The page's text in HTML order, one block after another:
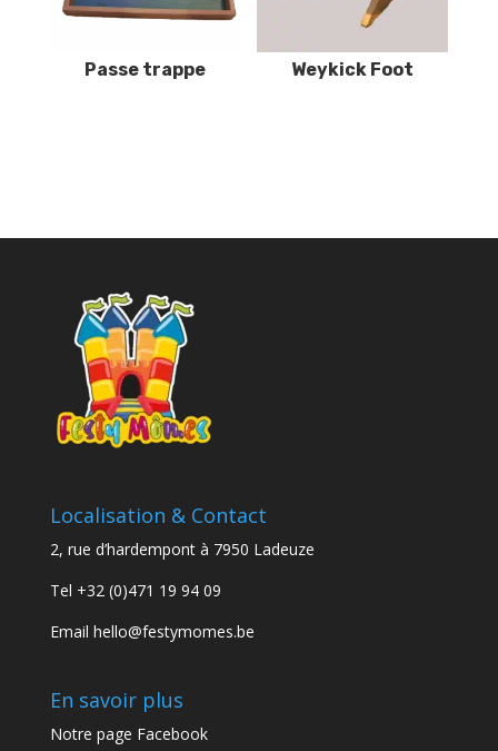
Passe trappe Weykick Foot
Localisation & Contact
2, rue d’hardempont à 7950 Ladeuze
Tel +32 (0)471 19 94 09
Email hello@festymomes.be
En savoir plus
Notre page Facebook